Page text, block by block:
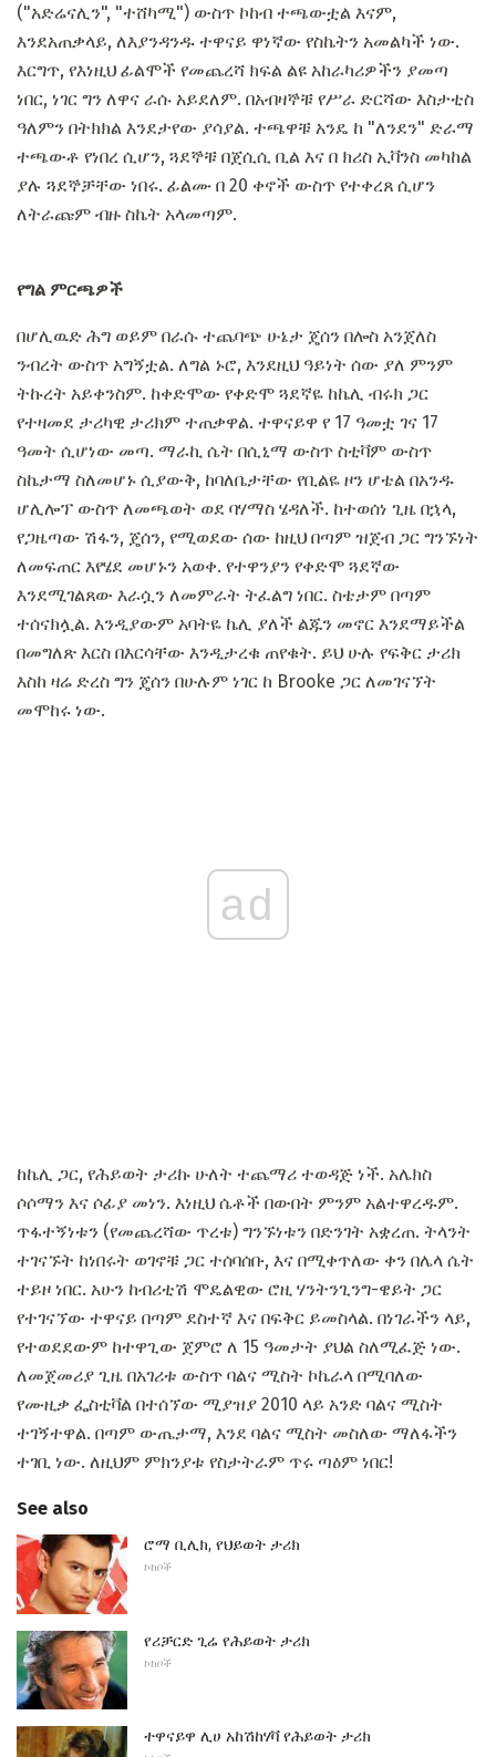
("አድሬናሊን", "ተሸካሚ") ውስጥ ኮከብ ተጫውቷል እናም,
እንደአጠቃላይ, ለእያንዳንዱ ተዋናይ ዋነኛው የስኬትን አመልካች ነው.
እርግጥ, የእነዚህ ፊልሞች የመጨረሻ ክፍል ልዩ አከራካሪዎችን ያመጣ
ነበር, ነገር ግን ለዋና ራሱ አይደለም. በአብዛኞቹ የሥራ ድርሻው እስታቲስ
ዓለምን በትክክል እንደታየው ያሳያል. ተጫዋቹ አንዴ ከ "ለንደን" ድራማ
ተጫውቶ የነበረ ሲሆን, ጓደኞቹ በጀሲሲ ቢል እና በ ክሪስ ኢቫንስ መካከል
ያሉ ጓደኞቻቸው ነበሩ. ፊልሙ በ 20 ቀኖች ውስጥ የተቀረጸ ሲሆን
ለትራጩም ብዙ ስኬት አላመጣም.
የግል ምርጫዎች
በሆሊዉድ ሕግ ወይም በራሱ ተጨባጭ ሁኔታ ጄሰን በሎስ አንጀለስ
ንብረት ውስጥ አግኝቷል. ለግል ኑሮ, እንደዚህ ዓይነት ሰው ያለ ምንም
ትኩረት አይቀንስም. ከቀድሞው የቀድሞ ጓደኛዬ ከኬሊ ብሩክ ጋር
የተዛመደ ታሪካዊ ታሪክም ተጠቃዋል. ተዋናይዋ የ 17 ዓመቷ ገና 17
ዓመት ሲሆነው መጣ. ማራኪ ሴት በሲኒማ ውስጥ ስቲቫም ውስጥ
ስኬታማ ስለመሆኑ ሲያውቅ, ከባለቤታቸው የቢልዬ ዞን ሆቴል በአንዱ
ሆሊሎፕ ውስጥ ለመጫወት ወደ ባሃማስ ሄዳለች. ከተወሰነ ጊዜ በኋላ,
የጋዜጣው ሽፋን, ጄሰን, የሚወደው ሰው ከዚህ በጣም ዝጀብ ጋር ግንኙነት
ለመፍጠር እየሄደ መሆኑን አወቀ. የተዋንያን የቀድሞ ጓደኛው
እንደሚገልጸው እራሷን ለመምራት ትፈልግ ነበር. ስቴታም በጣም
ተሰናክሏል. እንዲያውም አባትዬ ኬሊ ያለች ልጁን መኖር እንደማይችል
በመግለጽ እርስ በእርሳቸው እንዲታረቁ ጠየቁት. ይህ ሁሉ የፍቅር ታሪክ
እስከ ዛሬ ድረስ ግን ጄሰን በሁሉም ነገር ከ Brooke ጋር ለመገናኘት
መሞከሩ ነው.
ad
ከኬሊ ጋር, የሕይወት ታሪኩ ሁለት ተጨማሪ ተወዳጅ ነች. አሌክስ
ሶሶማን እና ሶፊያ መነን. እነዚህ ሴቶች በውበት ምንም አልተዋረዱም.
ጥፋተኝነቱን (የመጨረሻው ጥረቱ) ግንኙነቱን በድንገት አቋረጠ. ትላንት
ተገናኙት ከነበሩት ወገኖቹ ጋር ተሰባሰቡ, እና በሚቀጥለው ቀን በሌላ ሴት
ተይዞ ነበር. አሁን ከብሪቲሽ ሞዴልዊው ሮዚ ሃንትንጊንግ-ዌይት ጋር
የተገናኘው ተዋናይ በጣም ደስተኛ እና በፍቅር ይመስላል. በነገራችን ላይ,
የተወደደውም ከተዋጊው ጀምሮ ለ 15 ዓመታት ያህል ስለሚፈጅ ነው.
ለመጀመሪያ ጊዜ በአገሪቱ ውስጥ ባልና ሚስት ኮኬራላ በሚባለው
የሙዚቃ ፌስቲቫል በተሰኘው ሚያዝያ 2010 ላይ አንድ ባልና ሚስት
ተገኝተዋል. በጣም ውጤታማ, እንደ ባልና ሚስት መስለው ማለፋችን
ተገቢ ነው. ለዚህም ምክንያቱ የስታትራም ጥሩ ጣዕም ነበር!
See also
ሮማ ቢሊክ, የህይወት ታሪክ
ኮከቦች
የሪቻርድ ጊሬ የሕይወት ታሪክ
ኮከቦች
ተዋናይዋ ሊሀ አከሽከሃቫ የሕይወት ታሪክ